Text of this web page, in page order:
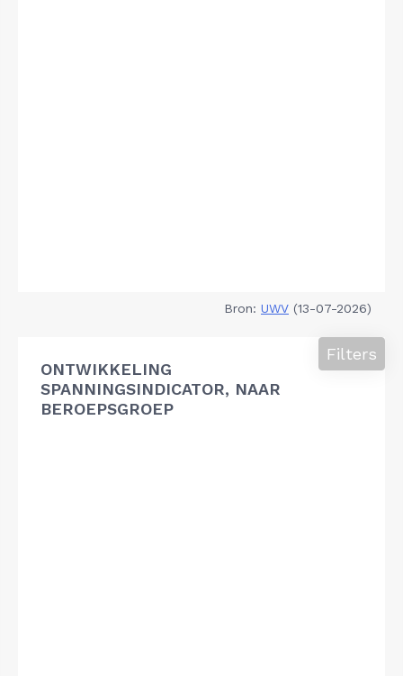
Bron: UWV (13-07-2026)
ONTWIKKELING
SPANNINGSINDICATOR, NAAR
BEROEPSGROEP
Filters